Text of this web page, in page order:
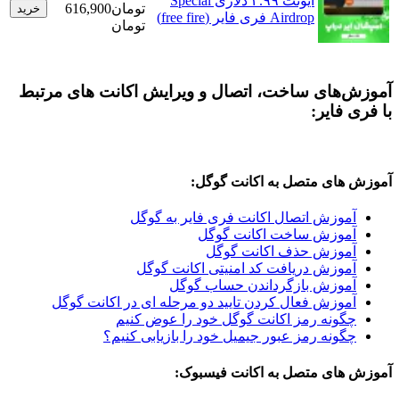
Airdrop فری فایر (free fire)
تومان
616,900
تومان
خرید
ساخت، اتصال و ویرایش اکانت های مرتبط
متصل به اکانت گوگل:
اتصال اکانت فری فایر به گوگل
ساخت اکانت گوگل
حذف اکانت گوگل
دریافت کد امنیتی اکانت گوگل
بازگرداندن حساب گوگل
فعال کردن تایید دو مرحله ای در اکانت گوگل
رمز اکانت گوگل خود را عوض کنیم
رمز عبور جیمیل خود را بازیابی کنیم؟
متصل به اکانت فیسبوک: